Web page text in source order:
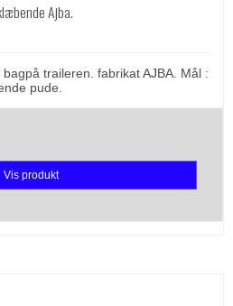
Ajba.
traileren. fabrikat AJBA. Mål :
pude.
Vis produkt